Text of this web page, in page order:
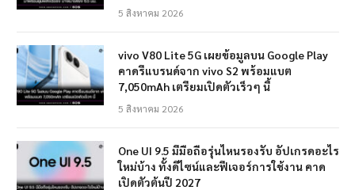
5 สิงหาคม 2026
vivo V80 Lite 5G เผยข้อมูลบน Google Play
คาดรีแบรนด์จาก vivo S2 พร้อมแบต
7,050mAh เตรียมเปิดตัวเร็วๆ นี้
5 สิงหาคม 2026
One UI 9.5 มีมือถือรุ่นไหนรองรับ อัปเกรดอะไร
ใหม่บ้าง ทั้งดีไซน์และฟีเจอร์การใช้งาน คาด
เปิดตัวต้นปี 2027